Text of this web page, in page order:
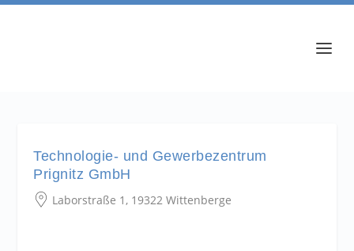
Technologie- und Gewerbezentrum
Prignitz GmbH
Laborstraße 1, 19322 Wittenberge